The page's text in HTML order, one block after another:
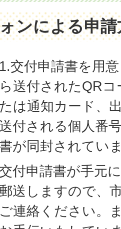
ンによる申請
1.交付申請書を用
ら送付されたQR
たは通知カード、
送付される個人番
が同封されてい
交付申請書が手元
送しますので、
ご連絡ください。